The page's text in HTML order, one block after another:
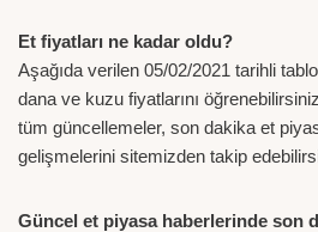
Et fiyatları ne kadar oldu?
Aşağıda verilen 05/02/2021 tarihli
dana ve kuzu fiyatlarını
tüm güncellemeler, son dakika et
gelişmelerini sitemizden takip
Güncel et piyasa haberlerinde son